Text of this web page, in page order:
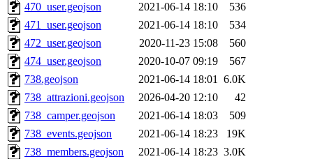
470_user.geojson
2021-06-14 18:10
536
471_user.geojson
2021-06-14 18:10
534
472_user.geojson
2020-11-23 15:08
560
474_user.geojson
2020-10-07 09:19
567
738.geojson
2021-06-14 18:01 6.0K
738_attrazioni.geojson
2026-04-20 12:10
42
738_camper.geojson
2021-06-14 18:03
509
738_events.geojson
2021-06-14 18:23
19K
738_members.geojson
2021-06-14 18:23 3.0K